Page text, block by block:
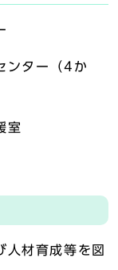
ター（4か
室
材育成等を図